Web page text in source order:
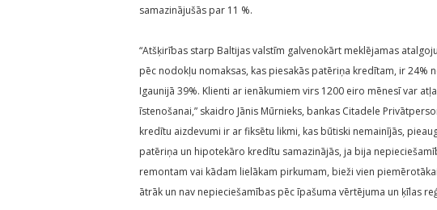
samazinājušās par 11 %.
“Atšķirības starp Baltijas valstīm galvenokārt meklējamas
pēc nodokļu nomaksas, kas piesakās patēriņa kredītam, ir 24%
Igaunijā 39%. Klienti ar ienākumiem virs 1200 eiro mēnesī var
īstenošanai,” skaidro Jānis Mūrnieks, bankas Citadele
kredītu aizdevumi ir ar fiksētu likmi, kas būtiski nemainījās,
patēriņa un hipotekāro kredītu samazinājās, ja bija
remontam vai kādam lielākam pirkumam, bieži vien
ātrāk un nav nepieciešamības pēc īpašuma vērtējuma un ķīlas